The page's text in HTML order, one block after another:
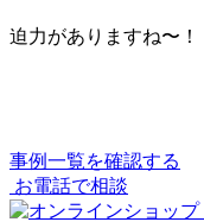
迫力がありますね〜！
事例一覧を確認する
お電話で相談